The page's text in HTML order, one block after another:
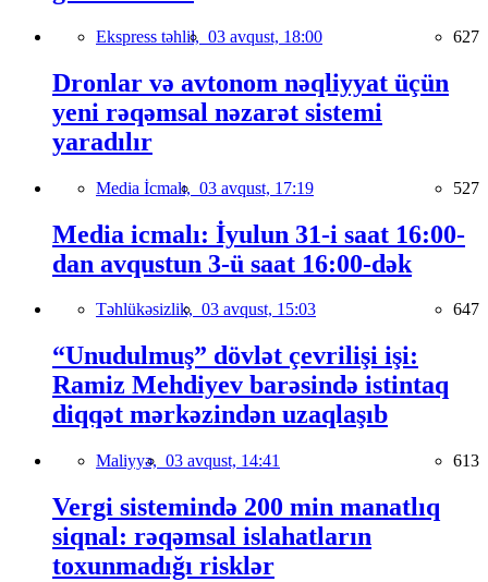
Ekspress təhlil, 03 avqust, 18:00 627
Dronlar və avtonom nəqliyyat üçün
yeni rəqəmsal nəzarət sistemi
yaradılır
Media İcmalı, 03 avqust, 17:19 527
Media icmalı: İyulun 31-i saat 16:00-
dan avqustun 3-ü saat 16:00-dək
Təhlükəsizlik, 03 avqust, 15:03 647
“Unudulmuş” dövlət çevrilişi işi:
Ramiz Mehdiyev barəsində istintaq
diqqət mərkəzindən uzaqlaşıb
Maliyyə, 03 avqust, 14:41 613
Vergi sistemində 200 min manatlıq
siqnal: rəqəmsal islahatların
toxunmadığı risklər